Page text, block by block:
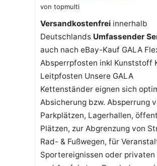
von topmulti
Versandkostenfreiinnerhalb
Deutschlands Umfassender
auch nach eBay-Kauf GALA
Absperrpfosten inkl Kunststoff
Leitpfosten Unsere GALA
Kettenständer eignen sich
Absicherung bzw. Absperrung
Parkplätzen, Lagerhallen,
Plätzen, zur Abgrenzung von
Rad- & Fußwegen, für
Sportereignissen oder privaten